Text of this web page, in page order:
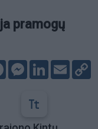
pramogų
FacebookMessenger
LinkedIn
Email